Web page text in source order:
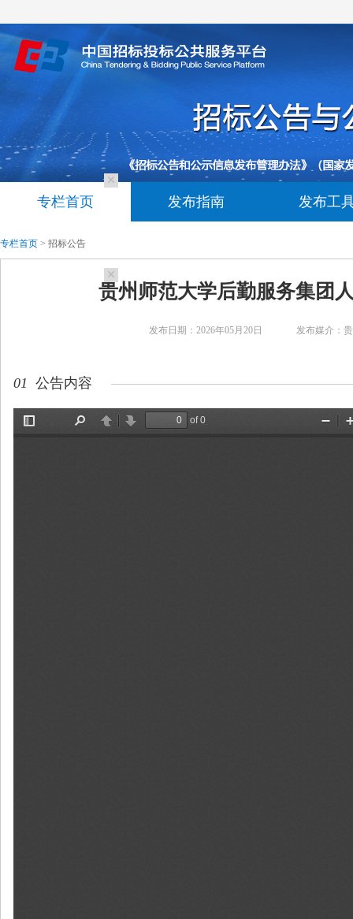
专栏首页 发布指南 发布工
专栏首页 > 招标公告
贵州师范大学后勤服务集团
发布日期：2026年05月20日 发布媒介：
01 公告内容